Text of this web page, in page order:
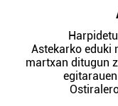
Astekarko eduki
martxan ditugun